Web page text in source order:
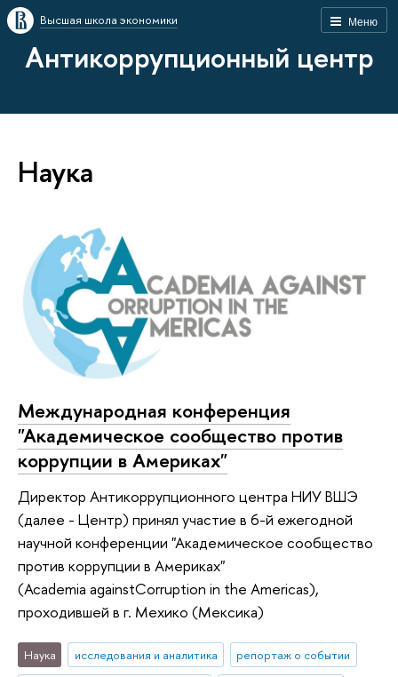
Меню
Высшая школа экономики
Антикоррупционный центр
Наука
Международная конференция
"Академическое сообщество против
коррупции в Америках"
Директор Антикоррупционного центра НИУ ВШЭ
(далее - Центр) принял участие в 6-й ежегодной
научной конференции "Академическое сообщество
против коррупции в Америках"
(Academia againstCorruption in the Americas),
проходившей в г. Мехико (Мексика)
Наука исследования и аналитика
репортаж о событии